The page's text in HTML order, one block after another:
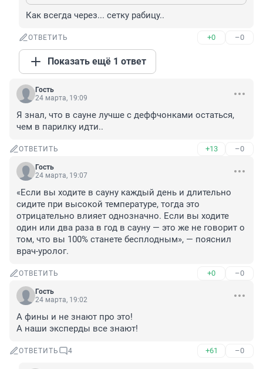
Как всегда через... сетку рабицу..
ОТВЕТИТЬ +0 –0
Показать ещё 1 ответ
Гость
24 марта, 19:09
Я знал, что в сауне лучше с деффчонками остаться,
чем в парилку идти..
ОТВЕТИТЬ +13 –0
Гость
24 марта, 19:07
«Если вы ходите в сауну каждый день и длительно
сидите при высокой температуре, тогда это
отрицательно влияет однозначно. Если вы ходите
один или два раза в год в сауну — это же не говорит о
том, что вы 100% станете бесплодным», — пояснил
врач-уролог.
ОТВЕТИТЬ +0 –0
Гость
24 марта, 19:02
А фины и не знают про это!
А наши эксперды все знают!
ОТВЕТИТЬ 4 +61 –0